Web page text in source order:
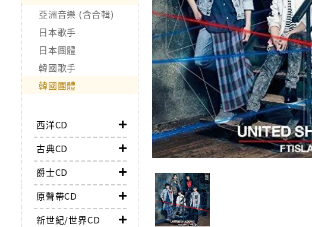
亞洲音樂 (含合輯)
日本歌手
日本團體
韓國歌手
韓國團體
西洋CD
古典CD
爵士CD
原聲帶CD
新世紀/世界CD